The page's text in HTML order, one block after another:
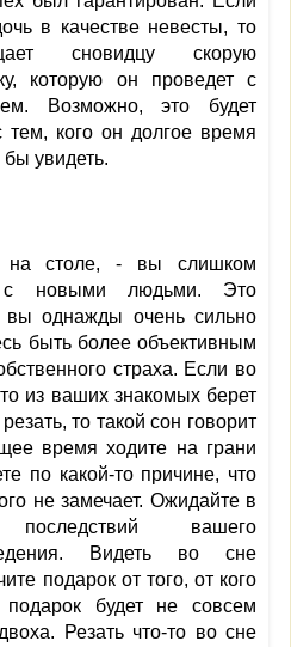
в качестве невесты, то
сновидцу скорую
которую он проведет с
Возможно, это будет
тем, кого он долгое время
увидеть.
на столе, - вы слишком
с новыми людьми. Это
вы однажды очень сильно
быть более объективным
страха. Если во
из ваших знакомых берет
то такой сон говорит
время ходите на грани
по какой-то причине, что
не замечает. Ожидайте в
вашего
Видеть во сне
подарок от того, от кого
будет не совсем
Резать что-то во сне